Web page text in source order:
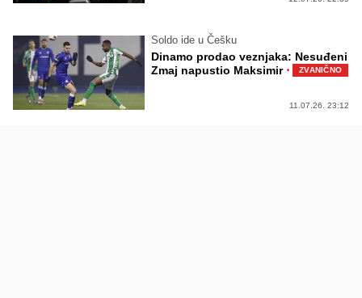
Soldo ide u Češku
Dinamo prodao veznjaka: Nesuđeni
Zmaj napustio Maksimir · ZVANIČNO
11.07.26. 23:12